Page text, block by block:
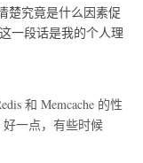
楚究竟是什么因素促
一段话是我的个人理
和 Memcache 的性
好一点，有些时候